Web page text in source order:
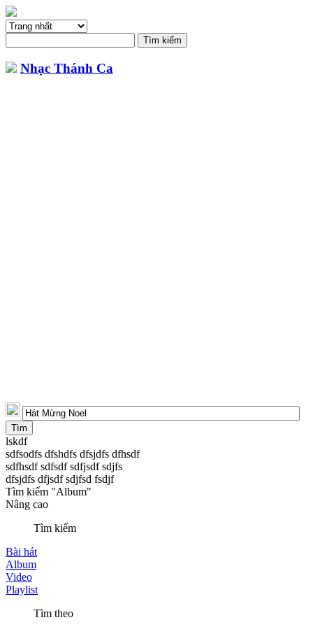
Nhạc Thánh Ca
lskdf
sdfsodfs dfshdfs dfsjdfs dfhsdf
sdfhsdf sdfsdf sdfjsdf sdjfs
dfsjdfs dfjsdf sdjfsd fsdjf
Tìm kiếm "Album"
Nâng cao
Tìm kiếm
Bài hát
Album
Video
Playlist
Tìm theo